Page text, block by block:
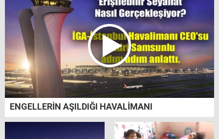
ENGELLERİN AŞILDIĞI HAVALİMANI